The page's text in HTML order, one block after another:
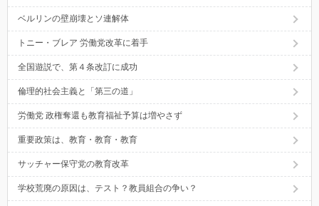
ベルリンの壁崩壊とソ連解体
トニー・ブレア 労働党改革に着手
全国遊説で、第４条改訂に成功
倫理的社会主義と「第三の道」
労働党 政権奪還も教育福祉予算は増やさず
重要政策は、教育・教育・教育
サッチャー保守党の教育改革
学校荒廃の原因は、テスト？教員組合の争い？